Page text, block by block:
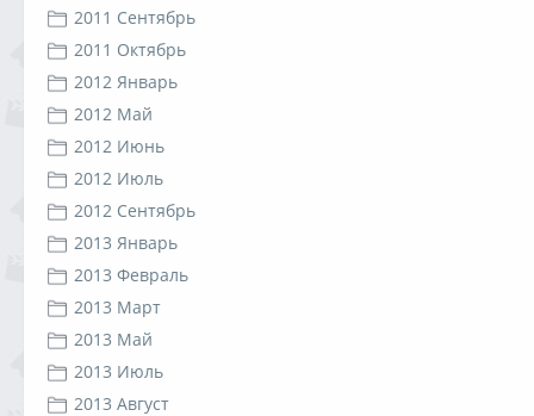
2011 Сентябрь
2011 Октябрь
2012 Январь
2012 Май
2012 Июнь
2012 Июль
2012 Сентябрь
2013 Январь
2013 Февраль
2013 Март
2013 Май
2013 Июль
2013 Август